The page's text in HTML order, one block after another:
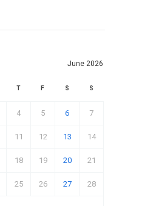
June 2026
T F S S
4 5 6 7
11 12 13 14
18 19 20 21
25 26 27 28